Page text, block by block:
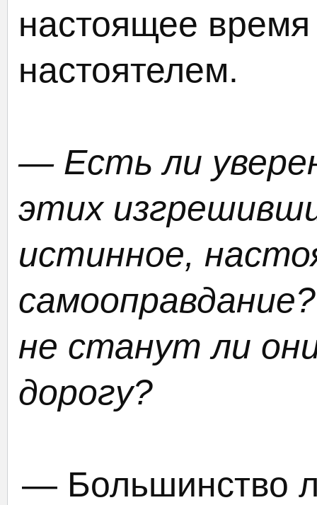
настоящее
настоятелем.
— Есть ли
этих
истинное,
не станут ли
дорогу?
— Большинство